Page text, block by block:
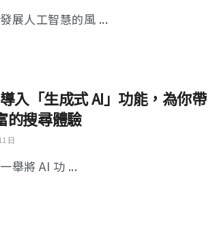
展人工智慧的風 ...
入「生成式 AI」功能，為你帶
的搜尋體驗
日
舉將 AI 功 ...